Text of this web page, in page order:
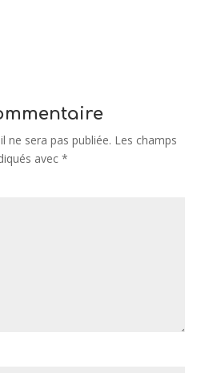
ne sera pas publiée. Les champs
avec *